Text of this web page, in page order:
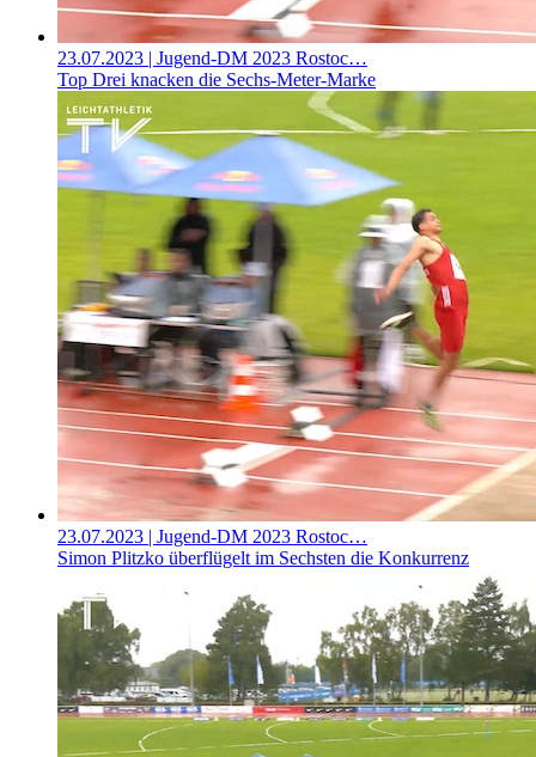
23.07.2023 | Jugend-DM 2023 Rostoc…
Top Drei knacken die Sechs-Meter-Marke
23.07.2023 | Jugend-DM 2023 Rostoc…
Simon Plitzko überflügelt im Sechsten die Konkurrenz